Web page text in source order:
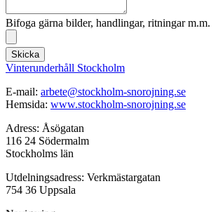
Bifoga gärna bilder, handlingar, ritningar m.m.
Skicka
Vinterunderhåll Stockholm
E-mail: arbete@stockholm-snorojning.se
Hemsida: www.stockholm-snorojning.se
Adress: Åsögatan
116 24 Södermalm
Stockholms län
Utdelningsadress: Verkmästargatan
754 36 Uppsala